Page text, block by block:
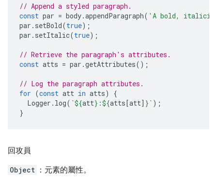
// Append a styled paragraph.
const par = body.appendParagraph( 'A bold,
par . setBold(true);
par . setItalic(true);
// Retrieve the paragraph's attributes.
const atts = par .getAttributes();
// Log the paragraph attributes.
for (const att in atts)
{
Logger . log( `${att} :${atts[att] } ` );
}
回攻員
Object ：元素的屬性。